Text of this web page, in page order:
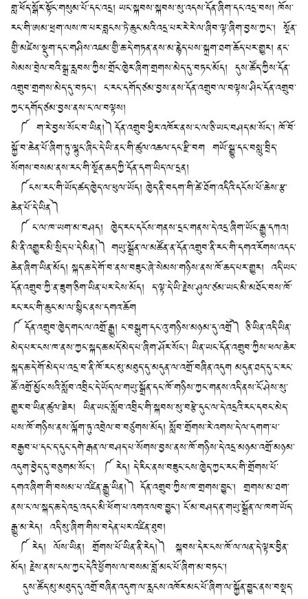
གླ་ཕོད་སྒོར་སྟོང་གསུམ་པོ་དང་འདྲ། ཡང་སྐབས་སྐབས་སུ་འདས་དོན་ཞིག་དང་འདྲ་བས། ཁོས་
རང་གི་ཨམ་ཕྲག་ལས་ཁ་པར་བླངས་ཏེ་ཆུང་མའི་འདྲ་པར་རེ་རེ་ལ་ཞིབ་ལྟ་ཞིག་བྱས་ཀྱང་། སྔོན་
གྱི་མཛེས་སྡུག་དང་གཤིས་འཇམ་གྱི་ཆ་དེ་གཏན་ནས་མ་རྙེད་པས་སྐྲག་ཐག་ཆོད་པར་གྱུར། ནང་
སེམས་བྲེལ་བའི་སྒྲ་རླབས་ཀྱིས་གྲོང་ཁྱེར་ཞིག་གྲགས་མེད་དུ་བཏང་མོད། དུས་ཚོད་ཀྱིས་དོན་
འགྲུབ་གྲགས་མེད་དུ་བཏང་། ང་རང་དགོད་ཙམ་བྱས་ནས་དོན་འགྲུབ་ལ་བལྟས་ཤིང་དོན་འགྲུབ་
ཀྱང་དགོད་ཙམ་བྱས་ནས་ང་ལ་བལྟས།
༼ ག་རེ་བྱས་སོང་བ་ཡིན།༽དོན་འགྲུབ་ཕྱིར་འཁོར་ནས་ང་ལ་ཅི་ཡང་བཤད་མ་སོང་། ཁོ་བོ་
སྐྱོ་བ་ཆེན་པོ་ཞིག་ཏུ་ལྷུང་ཞིང་དེ་ཡི་ནང་གི་ཚུལ་འཆལ་དང་རྫི་བག གཡོ་སྒྱུ་དང་བསླུ་བྲིད་
སོགས་བསམ་ནས་རང་གི་སྔོན་ཆད་ཀྱི་དོན་དག་ཡིད་ལ་དྲན།
༼ངས་རང་གི་ཡོད་ཚད་ཁྱེད་ལ་ཕུལ་ཡོད། ཁྱེད་ནི་བདག་གི་ཚེ་ཐོག་འདིའི་དངོས་པོ་ཆེས་རྩ་
ཆེན་པོ་དེ་ཡིན༽
༼ ང་ལ་ཁ་ཡག་མ་བཤད། ཁྱེད་རང་དངོས་གནས་དྲང་གནས་དེ་འདྲ་ཞིག་ཡོང་རྒྱུ་དཀའ།
མི་ནི་འགྱུར་མི་སྲིད་པ་དེ་མིན།༽ གཡུ་སྒྲོན་ལ་མཚོན་ན་དོན་འགྲུབ་ནི་རང་གི་དགའ་རོགས་འདང་
ཆེན་ཞིག་ཡིན་མོད། སྐད་ཆ་དེ་གོ་བ་ནས་བཟུང་ཞེ་སེམས་གཉིས་ནས་ཁོ་ཆད་པར་གྱུར། འདི་ཡང་
དོན་འགྲུབ་ཀྱི་ན་ཟུག་ཅིག་ཡིན་པར་ངེས་མོད། ད་ལྟ་དེ་ཡི་རྗེས་ཤུལ་ཙམ་ཡང་མི་མཐོང་བས་ཁོ་
རང་རང་གི་ཆུང་མ་ལ་སྙིང་ནས་དགའ་ཆོག
༼ དོན་འགྲུབ་ཁྱེད་གང་ལ་འགྲོ་རྒྱུ། ང་བསྒུག་དང་འུ་གཉིས་མཉམ་དུ་འགྲོ༽ ཅི་ཡིན་འདི་ཡིན་
མེད་པར་ངས་ཁ་ནས་ཀྱང་སྐད་ཆ་མདོ་མེད་པ་ཞིག་ཤོར་སོང་། ཡིན་ཡང་དོན་འགྲུབ་ཀྱིས་ཕལ་ཆེར་
སྐད་ཆ་དེ་གོ་མེད་པ་འདྲ་བ་ནི་ཁོ་རང་མུ་མཐུད་དུ་མདུན་ལ་འགྲོ་བཞིན་འདུག མདུན་ཐད་དུ་ང་རང་
ཚོ་འགྲོ་མྱོང་སའི་སློབ་འབྲིང་དེ་ཡོད་ལ་གཡུ་སྒྲོན་དང་ཁོ་གཉིས་ཀྱང་གནས་འདི་ནས་ངོ་ཤེས་སུ་
གྱུར་བ་ཡིན་ཚུལ་ཟེར། ཡིན་ཡང་སློབ་འབྲིང་གི་སྐབས་སུ་བརྩེ་དུང་ལ་དེ་འདྲའི་རང་དབང་མེད་
པས་ཁོ་གཉིས་ནས་ལྐོག་ཏུ་འབྲེལ་བ་བཙུགས་མོད། སློབ་གྲོགས་རེ་འགས་དེ་ལ་དགག་པ་
བརྒྱབ་པ་དང་ད་དུང་དགེ་རྒན་ལ་བཤད་པ་སོགས་བྱས་ནས་ཁོ་གཉིས་དེ་འདྲ་མཉམ་འགྲོ་མཉམ་
འདུག་བྱེད་དུ་བཅུགམ་སོང་། ༼ རེད། དེ་རིང་ནས་བཟུང་ངས་ཁྱེད་ཀྱང་རང་གི་གྲོགས་པོ་
དགའ་ཞིག་གི་བསམ་པ་འཛིན་རྒྱུ་ཡིན།༽ དོན་འགྲུབ་ཀྱིས་ཁ་གྲགས་བྱུང་། གྲགས་མ་ཐག་
ནས་ང་ལ་སྐད་ཆ་དེ་འདྲ་འདང་མི་ཕོག་པ་འགའ་ལབ་བྱུང་། ངོ་མ་བཤད་ན་གཡུ་སྒྲོན་ལ་ཁག་ཡོད་
རྒྱུ་མ་རེད། འདི་སུ་ཞིག་གིས་བདེན་པར་འཛིན་ཐུབ།
༼ རེད། ལོས་ཡིན། གྲོགས་པོ་ཡིན་ནི་རེད།༽ སྐབས་དེར་ངས་ཁོ་ལ་ལན་དེ་ལྟར་བྱིན་
མོད། རྗེས་ནས་ངས་ཀྱང་དེའི་ཕྱོགས་ལ་བསམ་བློ་མང་པོ་ཞིག་མ་བཏང་།
དུས་ཚོད་མུ་མཐུད་དུ་འགྲོ་བཞིན་འདུག་ལ་རླངས་འཁོར་མང་པོ་ཞིག་ལ་སྐྱོན་བྱུང་ནས་བསྡད་